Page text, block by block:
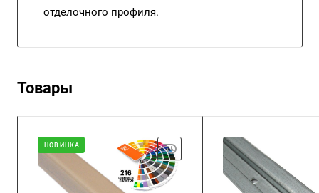
отделочного профиля.
Товары
НОВИНКА